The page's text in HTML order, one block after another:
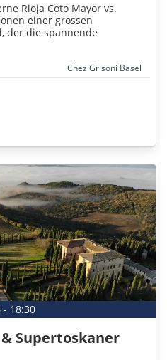
Rioja Coto Mayor vs.
einer grossen
der die spannende
Chez Grisoni Basel
- 18:30
Supertoskaner